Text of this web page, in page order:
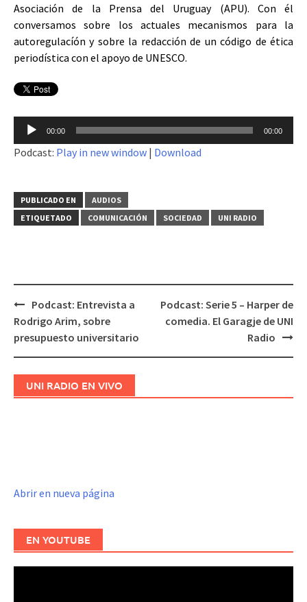
Asociación de la Prensa del Uruguay (APU). Con él
conversamos sobre los actuales mecanismos para la
autoregulacíón y sobre la redacción de un código de ética
periodística con el apoyo de UNESCO.
Reproductor
de
audio
00:00 00:00
Podcast: Play in new window | Download
PUBLICADO EN
AUDIOS
ETIQUETADO
COMUNICACIÓN SOCIEDAD UNI RADIO
Navegación
de
entradas
Podcast: Entrevista a
Rodrigo Arim, sobre
presupuesto universitario
Podcast: Serie 5 – Harper de
comedia. El Garagje de UNI
Radio
UNI RADIO EN VIVO
Abrir en nueva página
EN YOUTUBE